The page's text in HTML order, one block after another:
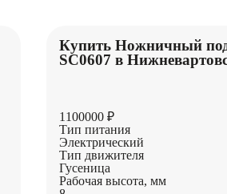
Купить Ножничный
SC0607 в
1100000 ₽
Тип питания
Электрический
Тип движителя
Гусеница
Рабочая высота, мм